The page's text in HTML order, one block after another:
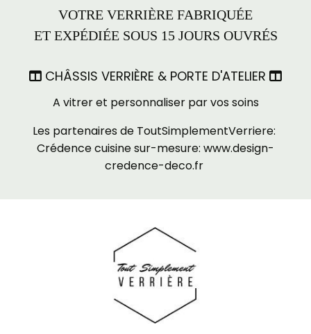
VOTRE VERRIÈRE FABRIQUÉE
ET EXPÉDIÉE SOUS 15 JOURS OUVRÉS
 CHÂSSIS VERRIÈRE & PORTE D'ATELIER 
A vitrer et personnaliser par vos soins
Les partenaires de ToutSimplementVerriere:
Crédence cuisine sur-mesure: www.design-
credence-deco.fr